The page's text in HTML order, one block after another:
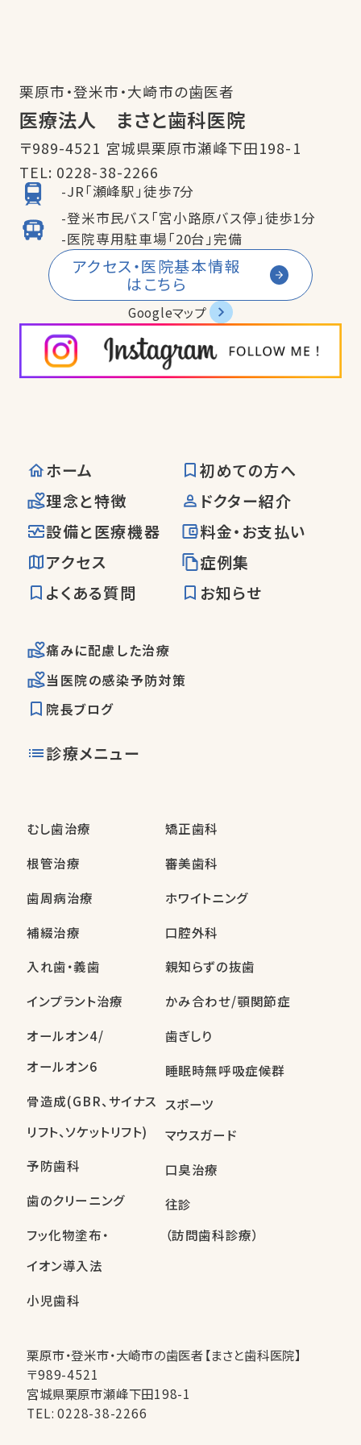
栗原市・登米市・大崎市の歯医者
医療法人 まさと歯科医院
〒989-4521 宮城県栗原市瀬峰下田198-1
TEL: 0228-38-2266
-JR「瀬峰駅」徒歩7分
-登米市民バス「宮小路原バス停」徒歩1分
-医院専用駐車場「20台」完備
アクセス・医院基本情報
はこちら
Googleマップ
ホーム
初めての方へ
理念と特徴
ドクター紹介
設備と医療機器
料金・お支払い
アクセス
症例集
よくある質問
お知らせ
痛みに配慮した治療
当医院の感染予防対策
院長ブログ
診療メニュー
むし歯治療
根管治療
歯周病治療
補綴治療
入れ歯・義歯
インプラント治療
オールオン4/
オールオン6
骨造成(GBR、サイナス
リフト、ソケットリフト)
予防歯科
歯のクリーニング
フッ化物塗布・
イオン導入法
小児歯科
矯正歯科
審美歯科
ホワイトニング
口腔外科
親知らずの抜歯
かみ合わせ/顎関節症
歯ぎしり
睡眠時無呼吸症候群
スポーツ
マウスガード
口臭治療
往診
（訪問歯科診療）
栗原市・登米市・大崎市の歯医者【まさと歯科医院】
〒989-4521
宮城県栗原市瀬峰下田198-1
TEL:0228-38-2266